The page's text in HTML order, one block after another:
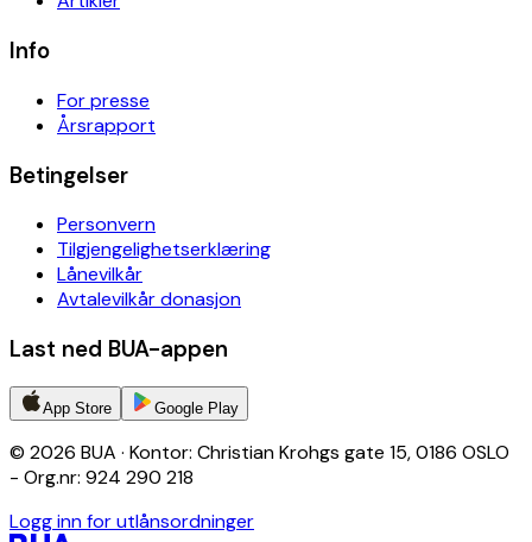
Info
For presse
Årsrapport
Betingelser
Personvern
Tilgjengelighetserklæring
Lånevilkår
Avtalevilkår donasjon
Last ned BUA-appen
App Store Google Play
© 2026 BUA · Kontor: Christian Krohgs gate 15, 0186 OSLO
- Org.nr: 924 290 218
Logg inn for utlånsordninger